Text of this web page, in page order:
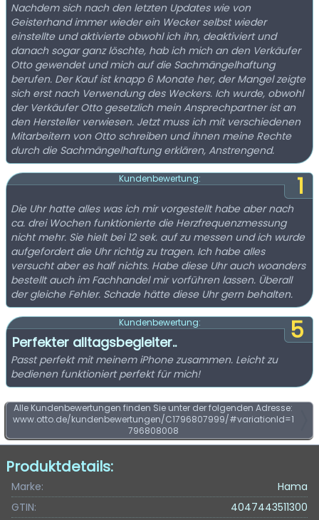
Nachdem sich nach den letzten Updates wie von
Geisterhand immer wieder ein Wecker selbst wieder
einstellte und aktivierte obwohl ich ihn, deaktiviert und
danach sogar ganz löschte, hab ich mich an den Verkäufer
Otto gewendet und mich auf die Sachmängelhaftung
berufen. Der Kauf ist knapp 6 Monate her, der Mangel zeigte
sich erst nach Verwendung des Weckers. Ich wurde, obwohl
der Verkäufer Otto gesetzlich mein Ansprechpartner ist an
den Hersteller verwiesen. Jetzt muss ich mit verschiedenen
Mitarbeitern von Otto schreiben und ihnen meine Rechte
durch die Sachmängelhaftung erklären, Anstrengend.
1
Kundenbewertung:
Die Uhr hatte alles was ich mir vorgestellt habe aber nach
ca. drei Wochen funktionierte die Herzfrequenzmessung
nicht mehr. Sie hielt bei 12 sek. auf zu messen und ich wurde
aufgefordert die Uhr richtig zu tragen. Ich habe alles
versucht aber es half nichts. Habe diese Uhr auch woanders
bestellt auch im Fachhandel mir vorführen lassen. Überall
der gleiche Fehler. Schade hätte diese Uhr gern behalten.
5
Kundenbewertung:
Perfekter alltagsbegleiter..
Passt perfekt mit meinem iPhone zusammen. Leicht zu
bedienen funktioniert perfekt für mich!
Alle Kundenbewertungen finden Sie unter der folgenden Adresse:
www.otto.de/kundenbewertungen/C1796807999/#variationId=1
796808008
Produktdetails:
Marke:
Hama
GTIN:
4047443511300